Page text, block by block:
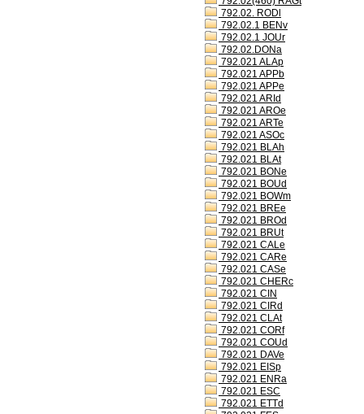
792.02. RODl
792.02.1 BENv
792.02.1 JOUr
792.02.DONa
792.021 ALAp
792.021 APPb
792.021 APPe
792.021 ARId
792.021 AROe
792.021 ARTe
792.021 ASOc
792.021 BLAh
792.021 BLAt
792.021 BONe
792.021 BOUd
792.021 BOWm
792.021 BREe
792.021 BROd
792.021 BRUt
792.021 CALe
792.021 CARe
792.021 CASe
792.021 CHERc
792.021 CIN
792.021 CIRd
792.021 CLAt
792.021 CORf
792.021 COUd
792.021 DAVe
792.021 EISp
792.021 ENRa
792.021 ESC
792.021 ETTd